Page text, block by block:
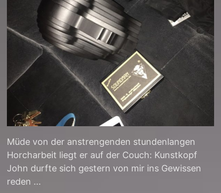
Müde von der anstrengenden stundenlangen
Horcharbeit liegt er auf der Couch: Kunstkopf
John durfte sich gestern von mir ins Gewissen
reden ...